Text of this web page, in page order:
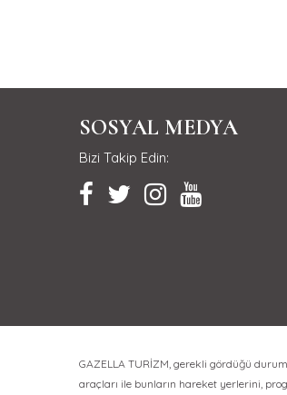
SOSYAL MEDYA
Bizi Takip Edin:
GAZELLA TURİZM, gerekli gördüğü
araçları ile bunların hareket yerlerini,